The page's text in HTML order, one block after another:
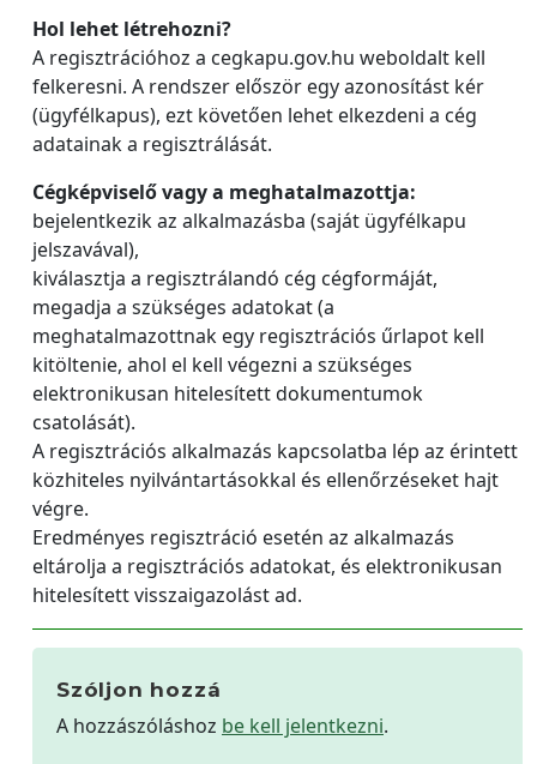
Hol lehet létrehozni?
A regisztrációhoz a cegkapu.gov.hu weboldalt kell
felkeresni. A rendszer először egy azonosítást kér
(ügyfélkapus), ezt követően lehet elkezdeni a cég
adatainak a regisztrálását.
Cégképviselő vagy a meghatalmazottja:
bejelentkezik az alkalmazásba (saját ügyfélkapu
jelszavával),
kiválasztja a regisztrálandó cég cégformáját,
megadja a szükséges adatokat (a
meghatalmazottnak egy regisztrációs űrlapot kell
kitöltenie, ahol el kell végezni a szükséges
elektronikusan hitelesített dokumentumok
csatolását).
A regisztrációs alkalmazás kapcsolatba lép az érintett
közhiteles nyilvántartásokkal és ellenőrzéseket hajt
végre.
Eredményes regisztráció esetén az alkalmazás
eltárolja a regisztrációs adatokat, és elektronikusan
hitelesített visszaigazolást ad.
Szóljon hozzá
A hozzászóláshoz be kell jelentkezni.